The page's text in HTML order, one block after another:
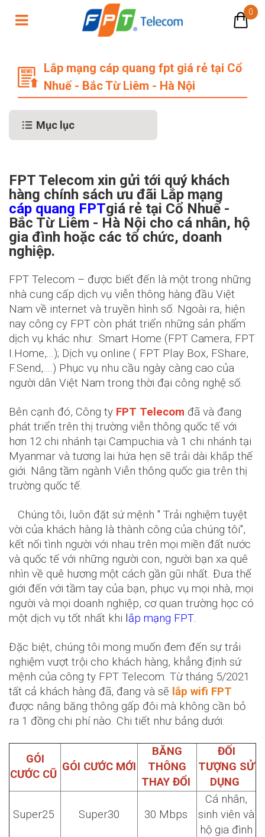
0
Lắp mạng cáp quang fpt giá rẻ tại Cổ
Nhuế - Bắc Từ Liêm - Hà Nội
Mục lục
FPT Telecom xin gửi tới quý khách
hàng chính sách ưu đãi Lắp mạng
cáp quang FPTgiá rẻ tại Cổ Nhuế -
Bắc Từ Liêm - Hà Nội cho cá nhân, hộ
gia đình hoặc các tổ chức, doanh
nghiệp.
FPT Telecom – được biết đến là một trong những
nhà cung cấp dịch vụ viễn thông hàng đầu Việt
Nam về internet và truyền hình số. Ngoài ra, hiện
nay công cy FPT còn phát triển những sản phẩm
dịch vụ khác như: Smart Home (FPT Camera, FPT
I.Home,...); Dịch vụ online ( FPT Play Box, FShare,
F.Send,....) Phục vụ nhu cầu ngày càng cao của
người dân Việt Nam trong thời đại công nghệ số.
Bên cạnh đó, Công ty FPT Telecom đã và đang
phát triển trên thị trường viễn thông quốc tế với
hơn 12 chi nhánh tại Campuchia và 1 chi nhánh tại
Myanmar và tương lai hứa hẹn sẽ trải dài khắp thế
giới. Nâng tầm ngành Viễn thông quốc gia trên thị
trường quốc tế.
Chúng tôi, luôn đặt sứ mệnh " Trải nghiệm tuyệt
vời của khách hàng là thành công của chúng tôi'',
kết nối tình người với nhau trên mọi miền đất nước
và quốc tế với những người con, người bạn xa quê
nhìn về quê hương một cách gần gũi nhất. Đưa thế
giới đến với tầm tay của bạn, phục vụ mọi nhà, mọi
người và mọi doanh nghiệp, cơ quan trường học có
một dịch vụ tốt nhất khi lắp mạng FPT.
Đặc biệt, chúng tôi mong muốn đem đến sự trải
nghiệm vượt trội cho khách hàng, khẳng định sứ
mệnh của công ty FPT Telecom. Từ tháng 5/2021
tất cả khách hàng đã, đang và sẽ lắp wifi FPT
được nâng băng thông gấp đôi mà không cần bỏ
ra 1 đồng chi phí nào. Chi tiết như bảng dưới:
GÓI
CƯỚC CŨ
GÓI CƯỚC MỚI
BĂNG
THÔNG
THAY ĐỔI
ĐỐI
TƯỢNG SỬ
DỤNG
Super25 Super30 30 Mbps
Cá nhân,
sinh viên và
hộ gia đình